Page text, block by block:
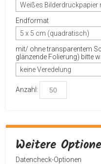
Weißes Bilderdruckpapier
Endformat
5 x 5 cm (quadratisch)
mit/ ohne transparentem
glänzende Folierung) bitte
keine Veredelung
Anzahl:
Weitere
Datencheck-Optionen